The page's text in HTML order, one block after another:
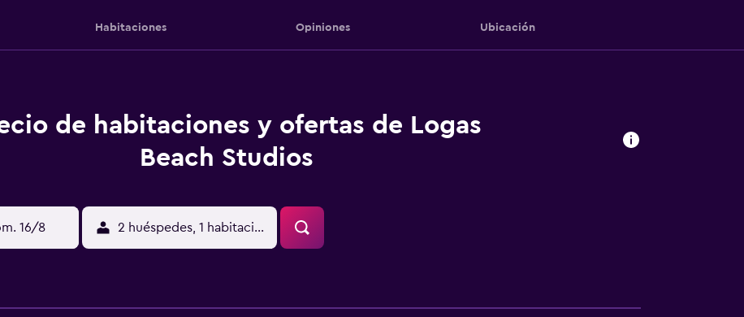
Habitaciones Opiniones Ubicación
de habitaciones y ofertas de Logas
Beach Studios
16/8 2 huéspedes, 1 habitación